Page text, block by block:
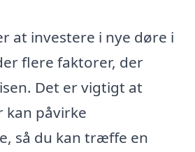
at investere i nye døre i
flere faktorer, der
Det er vigtigt at
kan påvirke
så du kan træffe en